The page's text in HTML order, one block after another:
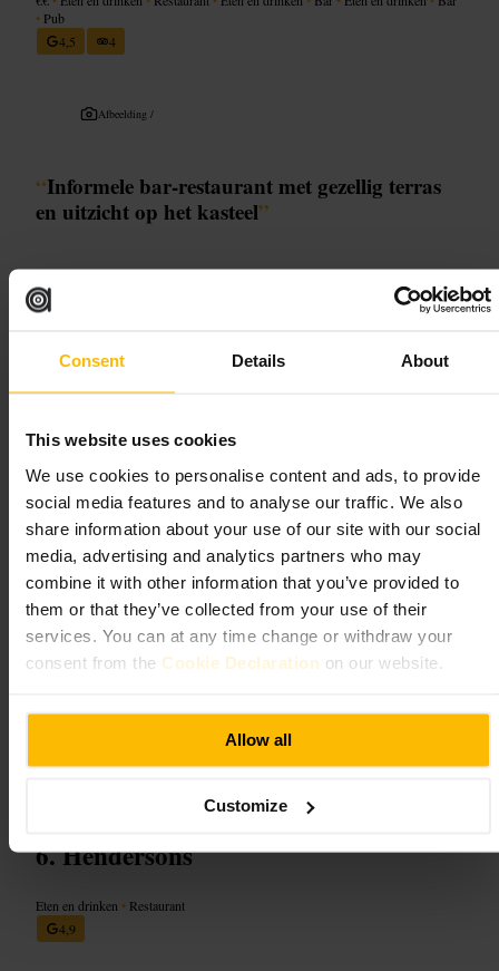
Consent Details About
This website uses cookies
We use cookies to personalise content and ads, to provide
social media features and to analyse our traffic. We also
share information about your use of our site with our social
media, advertising and analytics partners who may
combine it with other information that you’ve provided to
them or that they’ve collected from your use of their
services. You can at any time change or withdraw your
consent from the Cookie Declaration on our website.
Allow all
Customize
• Pub
4,5
4
Afbeelding /
“Informele bar-restaurant met gezellig terras
en uitzicht op het kasteel”
Geschikt voor
Menu met stone-oven pizza's, kleine gerechten zoals gefrituurde
pickles en loaded chips, en een brede drankkaart met cocktails en
huisgebrouwen bieren. Personeel is attent en kundig bij allergieën, er is
tafelservice en soms live muziek. Geschikt voor groepen, gezinnen en
stellen die zin hebben in een ongedwongen avond.
Plan uw bezoek
Reserveer of bel van tevoren als je met een grotere groep komt. Vraag
Geef eventuele allergieën door, het personeel kan opties uitleggen. Als
je dessert wilt, vraag expliciet om het dessertmenu. Neem een jas mee
voor het terras tijdens koelere avonden.
Hendersons
Eten en drinken • Restaurant
4,9